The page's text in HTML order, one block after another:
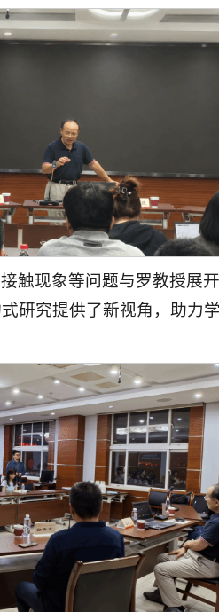
触现象等问题与罗教授展
研究提供了新视角，助力